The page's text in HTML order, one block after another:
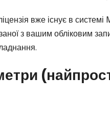
вже існує в
з вашим обліковим